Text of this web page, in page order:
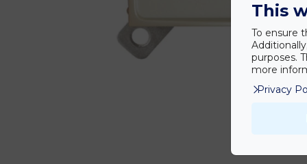
This
To ensure
purposes.
more
Privacy